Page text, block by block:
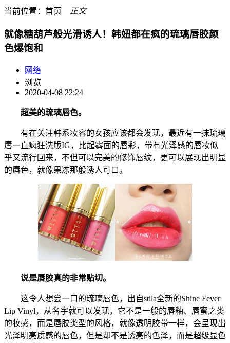
当前位置： 首页―正文
就像糖葫芦般光滑诱人！韩妞都在疯的琉璃唇胶颜
色爆饱和
网络
浏览
2020-04-08 22:24
超美的琉璃唇色。
有在关注韩系妆容的女孩应该都会发现，最近有一抹琉璃
唇一直疯狂洗版IG，比起雾面的唇彩，带有光泽感的唇妆似
乎又流行回来，不但可以完美的修饰唇纹，更可以展现出明显
的唇色，就像果冻那般诱人可口。
说是唇胶真的非常贴切。
这令人想尝一口的琉璃唇色，出自stila全新的Shine Fever
Lip Vinyl，从名字就可以发现，它不是一般的唇釉、唇蜜之类
的妆感，而是唇胶类型的风格，就像透明胶带一样，会呈现出
光泽明亮质感的唇色，但是却不是透亮的色泽，而是超级显色